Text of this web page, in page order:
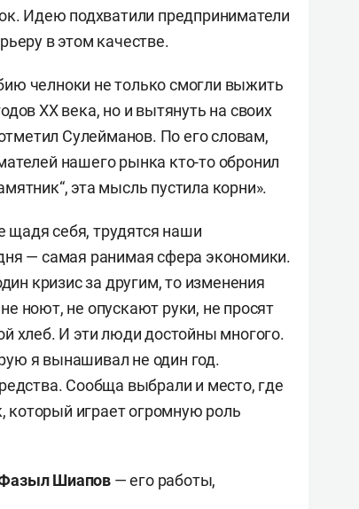
Идею подхватили предприниматели
в этом качестве.
челноки не только смогли выжить
ХХ века, но и вытянуть на своих
Сулейманов. По его словам,
нашего рынка кто-то обронил
эта мысль пустила корни».
щадя себя, трудятся наши
— самая ранимая сфера экономики.
кризис за другим, то изменения
ноют, не опускают руки, не просят
хлеб. И эти люди достойны многого.
я вынашивал не один год.
Сообща выбрали и место, где
играет огромную роль
Шиапов — его работы,